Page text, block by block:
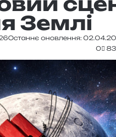
Землі
Останнє оновлення:
0
83